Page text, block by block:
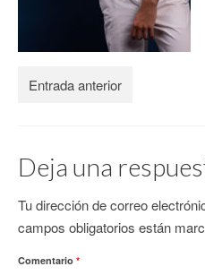
Entrada anterior
Deja una
Tu dirección de correo
campos obligatorios están
Comentario *